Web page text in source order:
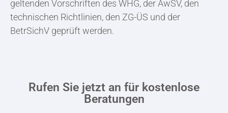
geltenden Vorschriften des WHG, der AwSV, den
technischen Richtlinien, den ZG-ÜS und der
BetrSichV geprüft werden.
Rufen Sie jetzt an für kostenlose
Beratungen